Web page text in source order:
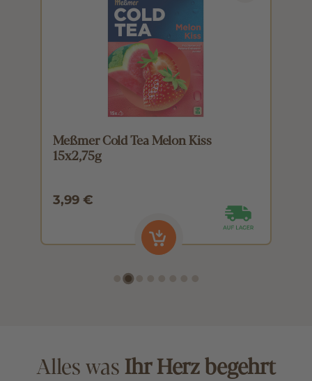
Meßmer Cold Tea Melon Kiss
15x2,75g
3,99 €
Alles wasIhr Herz begehrt